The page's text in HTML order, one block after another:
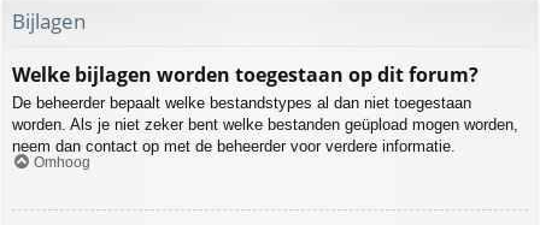
Bijlagen
Welke bijlagen worden toegestaan op dit forum?
De beheerder bepaalt welke bestandstypes al dan niet toegestaan
worden. Als je niet zeker bent welke bestanden geüpload mogen worden,
neem dan contact op met de beheerder voor verdere informatie.
Omhoog